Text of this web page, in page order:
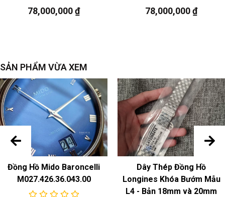
78,000,000₫ 78,000,000₫
SẢN PHẨM VỪA XEM
Đồng Hồ Mido Baroncelli
M027.426.36.043.00
Dây Thép Đồng Hồ
Longines Khóa Bướm Mẫu
L4 - Bản 18mm và 20mm